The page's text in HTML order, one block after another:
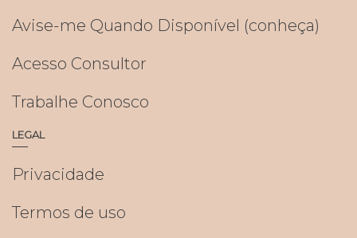
Avise-me Quando Disponível (conheça)
Acesso Consultor
Trabalhe Conosco
LEGAL
Privacidade
Termos de uso